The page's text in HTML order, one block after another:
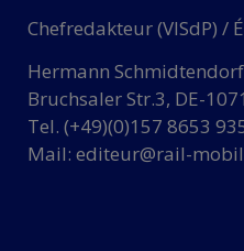
Chefredakteur (VISdP) /
Hermann Schmidtendorf
Bruchsaler Str.3, DE-
Tel. (+49)(0)157 8653
Mail: editeur@rail-